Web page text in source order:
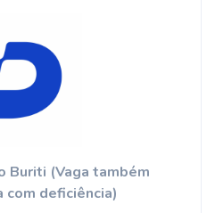
Buriti (Vaga também
deficiência)